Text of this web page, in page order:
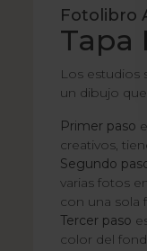
Fotolibro
Tapa
Los estudios
un dibujo
Primer paso
creativos,
Segundo
varias fotos
con una sola
Tercer paso
color del